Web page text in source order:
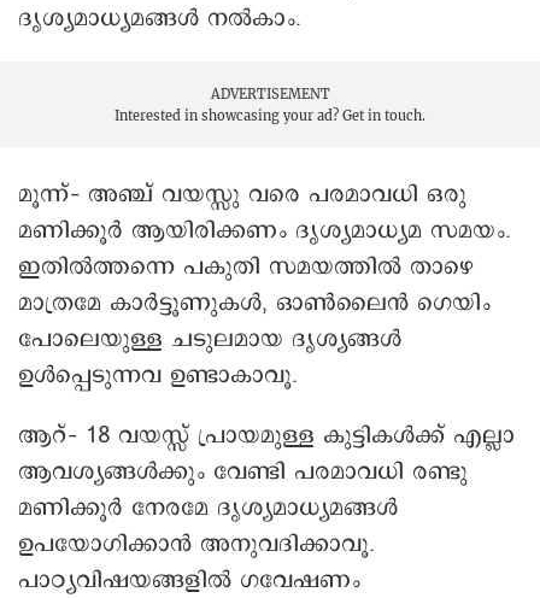
ദൃശ്യമാധ്യമങ്ങൾ നൽകാം.
ADVERTISEMENT
Interested in showcasing your ad? Get in touch.
മൂന്ന്– അഞ്ച് വയസ്സു വരെ പരമാവധി ഒരു
മണിക്കൂർ ആയിരിക്കണം ദൃശ്യമാധ്യമ സമയം.
ഇതിൽത്തന്നെ പകുതി സമയത്തിൽ താഴെ
മാത്രമേ കാർട്ടൂണുകൾ, ഓൺലൈൻ ഗെയിം
പോലെയുള്ള ചടുലമായ ദൃശ്യങ്ങൾ
ഉൾപ്പെടുന്നവ ഉണ്ടാകാവൂ.
ആറ്– 18 വയസ്സ് പ്രായമുള്ള കുട്ടികൾക്ക് എല്ലാ
ആവശ്യങ്ങൾക്കും വേണ്ടി പരമാവധി രണ്ടു
മണിക്കൂർ നേരമേ ദൃശ്യമാധ്യമങ്ങൾ
ഉപയോഗിക്കാൻ അനുവദിക്കാവൂ.
പാഠ്യവിഷയങ്ങളിൽ ഗവേഷണം